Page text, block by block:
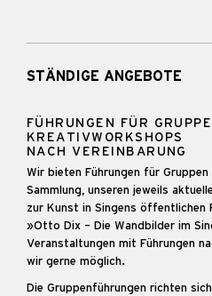
STÄNDIGE ANGEBOTE
FÜHRUNGEN FÜR
KREATIVWORKSHOPS
NACH VEREINBARUNG
Wir bieten Führungen für
Sammlung, unseren jeweils
zur Kunst in Singens öffentlichen
»Otto Dix – Die Wandbilder im
Veranstaltungen mit Führungen
wir gerne möglich.
Die Gruppenführungen richten